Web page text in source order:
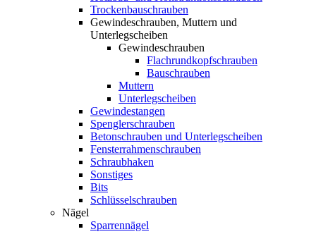
Trockenbauschrauben
Gewindeschrauben, Muttern und
Unterlegscheiben
Gewindeschrauben
Flachrundkopfschrauben
Bauschrauben
Muttern
Unterlegscheiben
Gewindestangen
Spenglerschrauben
Betonschrauben und Unterlegscheiben
Fensterrahmenschrauben
Schraubhaken
Sonstiges
Bits
Schlüsselschrauben
Nägel
Sparrennägel